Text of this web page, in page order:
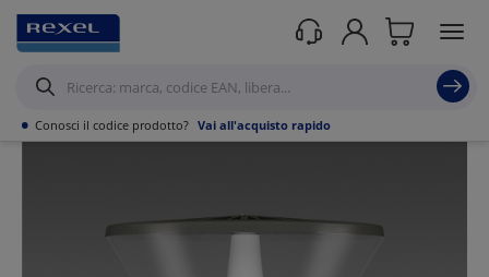
• Conosci il codice prodotto? Vai all'acquisto rapido
Prodotti /Illuminazione /Apparecchi stagni/